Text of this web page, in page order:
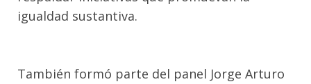
igualdad sustantiva.
También formó parte del panel Jorge Arturo